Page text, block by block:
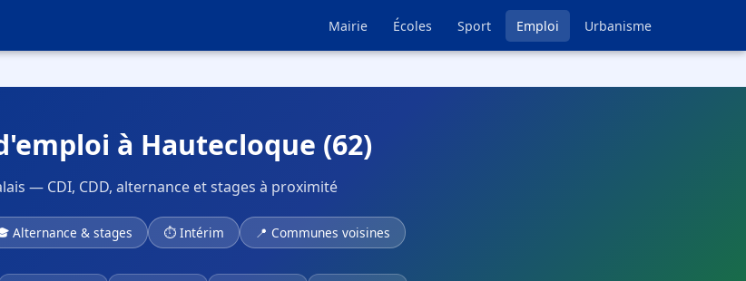
Mairie Écoles Sport Emploi Urbanisme
à Hautecloque (62)
— CDI, CDD, alternance et stages à proximité
Alternance & stages ⏱ Intérim 📍 Communes voisines